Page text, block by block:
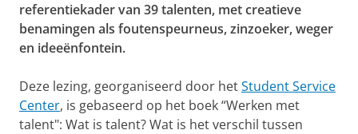
referentiekader van 39 talenten, met creatieve
benamingen als foutenspeurneus, zinzoeker, weger
en ideeënfontein.
Deze lezing, georganiseerd door hetStudent Service
Center, is gebaseerd op het boek “Werken met
talent": Wat is talent? Wat is het verschil tussen